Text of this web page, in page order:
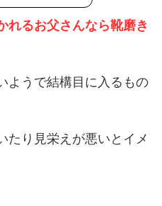
れるお父さんなら靴磨き
ようで結構目に入るもの
たり見栄えが悪いとイメ